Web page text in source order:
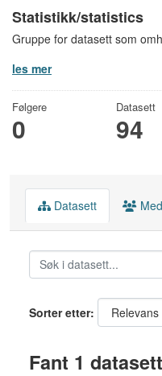
Statistikk/statistics
Gruppe for datasett som
les mer
Følgere
0
Datasett
94
Datasett
Sorter etter
Fant 1 datasett